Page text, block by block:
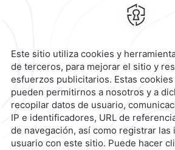
Calzada General
Escobedo 700,Anzures,
Reservaciones|800